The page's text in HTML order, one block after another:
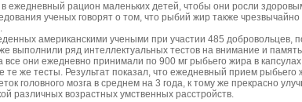
ежедневный рацион маленьких детей, чтобы они росли
ученых говорят о том, что рыбий жир также чрезвычайно
американскими учеными при участии 485 добровольцев,
выполнили ряд интеллектуальных тестов на внимание и
все они ежедневно принимали по 900 мг рыбьего жира в
же тесты. Результат показал, что ежедневный прием рыбьего
головного мозга в среднем на 3 года, к тому же прекрасно
различных возрастных умственных расстройств.